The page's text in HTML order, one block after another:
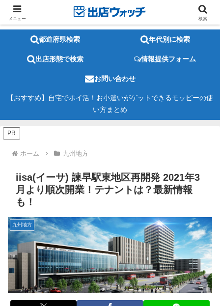
都道府県検索 年代別に検索
出店形態で検索 情報提供フォーム
お問い合わせ
【おすすめ】自宅でポイ活！お小遣いがゲットできるモッピーの使
い方まとめ
PR
ホーム 九州地方
iisa(イーサ) 諫早駅東地区再開発 2021年3
月より順次開業！テナントは？最新情報
も！
九州地方
メニュー 検索